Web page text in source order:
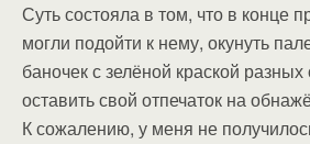
Суть состояла в том, что в конце
могли подойти к нему, окунуть
баночек с зелёной краской разных
оставить свой отпечаток на
К сожалению, у меня не